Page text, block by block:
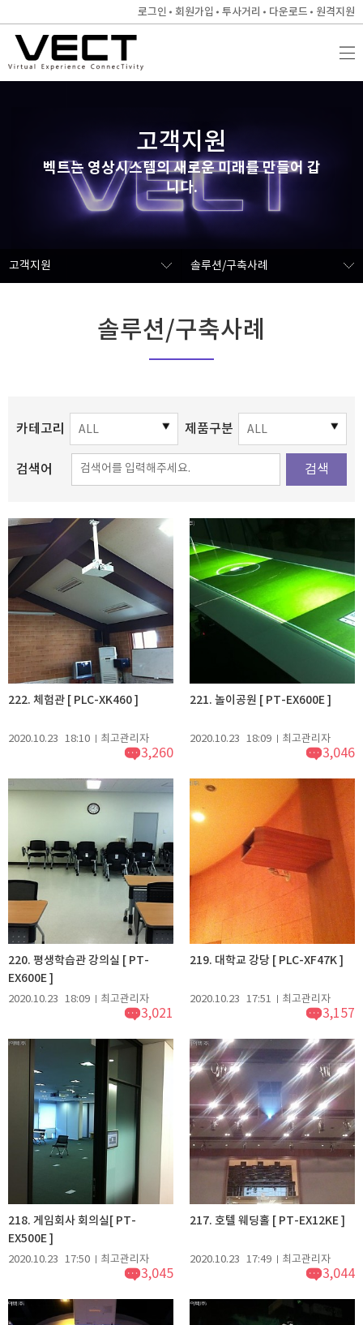
로그인 회원가입 투사거리 다운로드 원격지원
고객지원
벡트는 영상시스템의 새로운 미래를 만들어 갑
니다.
고객지원 솔루션/구축사례
솔루션/구축사례
카테고리 제품구분
검색어 검색
222. 체험관 [ PLC-XK460 ]
2020.10.23 18:10 최고관리자
3,260
221. 놀이공원 [ PT-EX600E ]
2020.10.23 18:09 최고관리자
3,046
220. 평생학습관 강의실 [ PT-
EX600E ]
2020.10.23 18:09 최고관리자
3,021
219. 대학교 강당 [ PLC-XF47K ]
2020.10.23 17:51 최고관리자
3,157
218. 게임회사 회의실[ PT-
EX500E ]
2020.10.23 17:50 최고관리자
3,045
217. 호텔 웨딩홀 [ PT-EX12KE ]
2020.10.23 17:49 최고관리자
3,044